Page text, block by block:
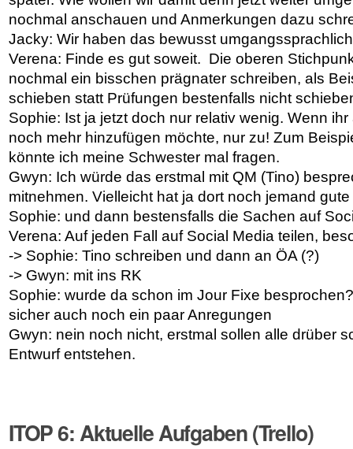
nochmal anschauen und Anmerkungen dazu
Jacky: Wir haben das bewusst
Verena: Finde es gut soweit. Die oberen
nochmal ein bisschen prägnater schreiben, als
schieben statt Prüfungen bestenfalls nicht
Sophie: Ist ja jetzt doch nur relativ wenig. Wenn
noch mehr hinzufügen möchte, nur zu! Zum
könnte ich meine Schwester mal fragen.
Gwyn: Ich würde das erstmal mit QM (Tino)
mitnehmen. Vielleicht hat ja dort noch jemand
Sophie: und dann bestensfalls die Sachen auf
Verena: Auf jeden Fall auf Social Media teilen,
-> Sophie: Tino schreiben und dann an ÖA (?)
-> Gwyn: mit ins RK
Sophie: wurde da schon im Jour Fixe
sicher auch noch ein paar Anregungen
Gwyn: nein noch nicht, erstmal sollen alle drüber
Entwurf entstehen.
ITOP 6: Aktuelle Aufgaben (Trello)